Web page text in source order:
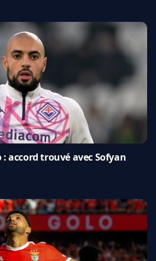
accord trouvé avec Sofyan